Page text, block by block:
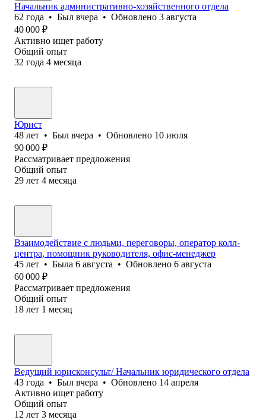
Начальник административно-хозяйственного отдела
62 года • Был вчера • Обновлено 3 августа
40 000 ₽
Активно ищет работу
Общий опыт
32 года 4 месяца
Юрист
48 лет • Был вчера • Обновлено 10 июля
90 000 ₽
Рассматривает предложения
Общий опыт
29 лет 4 месяца
Взаимодействие с людьми, переговоры, оператор колл-
центра, помощник руководителя, офис-менеджер
45 лет • Была 6 августа • Обновлено 6 августа
60 000 ₽
Рассматривает предложения
Общий опыт
18 лет 1 месяц
Ведущий юрисконсульт/ Начальник юридического отдела
43 года • Был вчера • Обновлено 14 апреля
Активно ищет работу
Общий опыт
12 лет 3 месяца